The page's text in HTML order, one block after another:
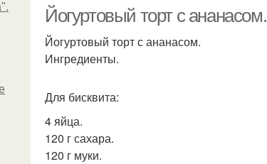
Йогуртовый торт с ананасом.
Йогуртовый торт с ананасом.
Ингредиенты.
Для бисквита:
4 яйца.
120 г сахара.
120 г муки.